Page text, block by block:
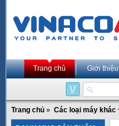
Trang chủ Giới thiệu
Trang chủ » Các loại máy khác